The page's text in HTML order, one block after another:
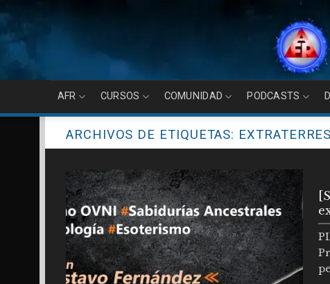
content
AFR CURSOS COMUNIDAD PODCASTS
ARCHIVOS DE ETIQUETAS: